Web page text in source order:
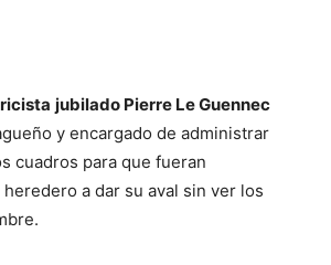
jubilado Pierre Le Guennec
y encargado de administrar
cuadros para que fueran
a dar su aval sin ver los